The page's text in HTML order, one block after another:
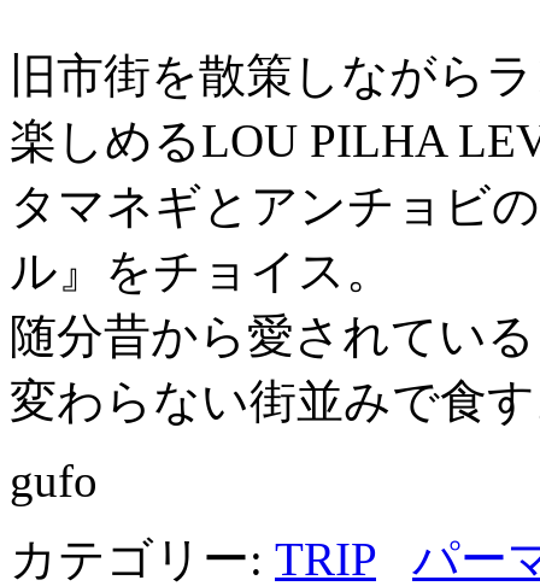
旧市街を散策しながら
楽しめるLOU PILHA
タマネギとアンチョビ
ル』をチョイス。
随分昔から愛されてい
変わらない街並みで食
gufo
カテゴリー: TRIP
パー